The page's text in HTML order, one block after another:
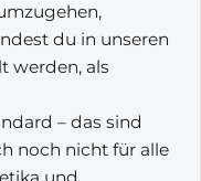
du in unseren
werden, als
– das sind
noch nicht für alle